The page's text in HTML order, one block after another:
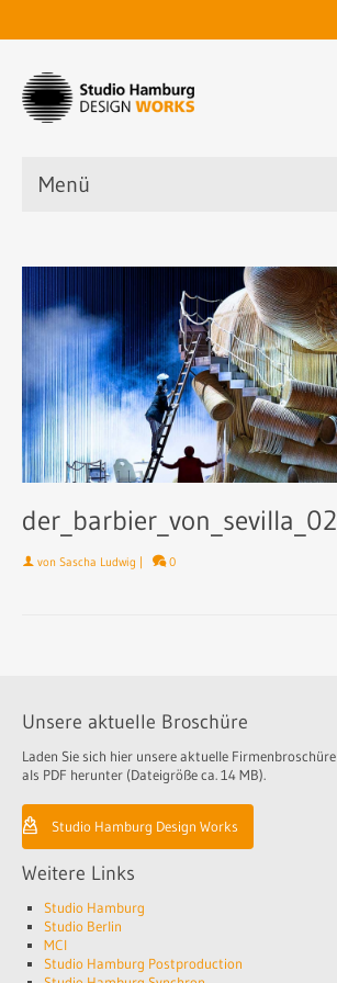
Menü
der_barbier_von_sevilla_02
von Sascha Ludwig | 0
Unsere aktuelle Broschüre
Laden Sie sich hier unsere aktuelle Firmenbroschüre
als PDF herunter (Dateigröße ca. 14 MB).
Studio Hamburg Design Works
Weitere Links
Studio Hamburg
Studio Berlin
MCI
Studio Hamburg Postproduction